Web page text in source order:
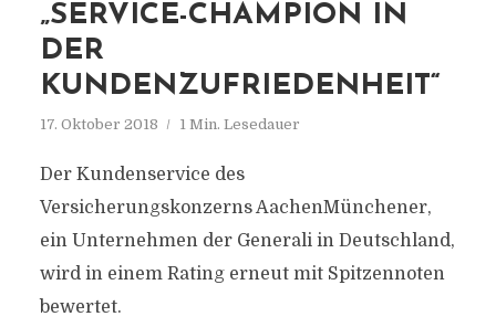
„SERVICE-CHAMPION IN
DER
KUNDENZUFRIEDENHEIT“
17. Oktober 2018 1 Min. Lesedauer
Der Kundenservice des
Versicherungskonzerns AachenMünchener,
ein Unternehmen der Generali in Deutschland,
wird in einem Rating erneut mit Spitzennoten
bewertet.